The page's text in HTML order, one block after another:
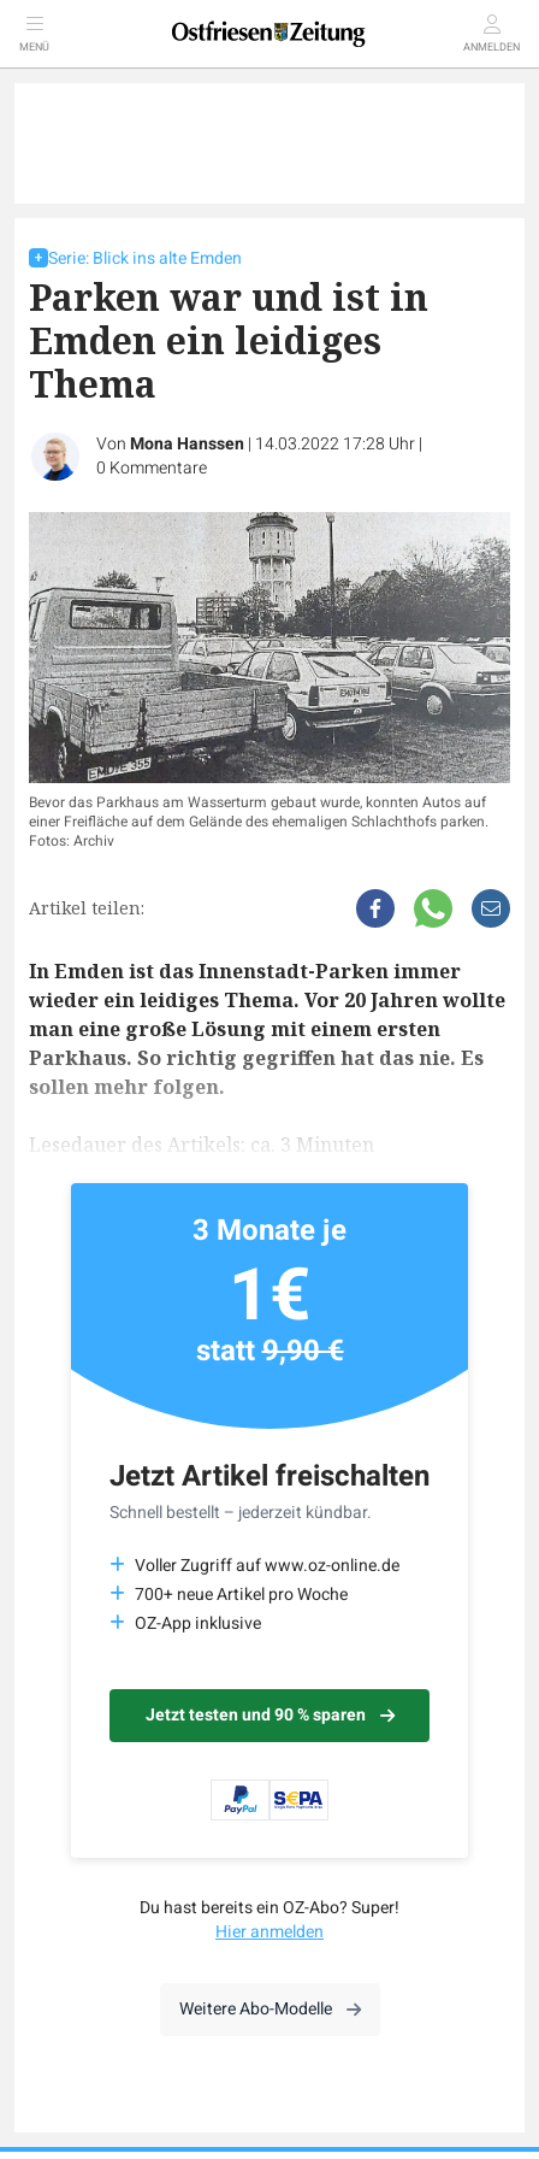
MENÜ ANMELDEN
Serie: Blick ins alte Emden
Parken war und ist in
Emden ein leidiges
Thema
VonMona Hanssen| 14.03.2022 17:28 Uhr|
0 Kommentare
Bevor das Parkhaus am Wasserturm gebaut wurde, konnten Autos auf
einer Freifläche auf dem Gelände des ehemaligen Schlachthofs parken.
Fotos: Archiv
Artikel teilen:
In Emden ist das Innenstadt-Parken immer
wieder ein leidiges Thema. Vor 20 Jahren wollte
man eine große Lösung mit einem ersten
Parkhaus. So richtig gegriffen hat das nie. Es
sollen mehr folgen.
Lesedauer des Artikels: ca. 3 Minuten
Jetzt Artikel freischalten
Schnell bestellt – jederzeit kündbar.
Voller Zugriff auf www.oz-online.de
700+ neue Artikel pro Woche
OZ-App inklusive
Jetzt testen und 90 % sparen
3 Monate je
1€
statt9,90 €
Du hast bereits ein OZ-Abo? Super!
Hier anmelden
Weitere Abo-Modelle